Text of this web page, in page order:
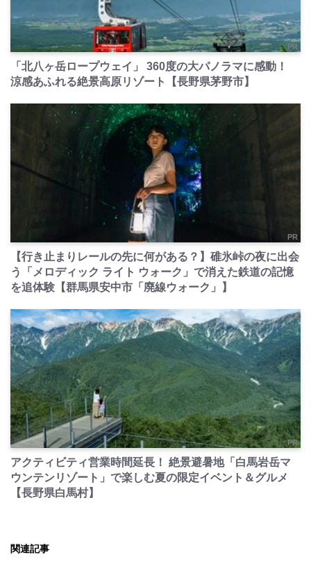
PR
「北八ヶ岳ロープウェイ」 360度の大パノラマに感動！
涼感あふれる絶景高原リゾート【長野県茅野市】
PR
【行き止まりレールの先に何がある？】碓氷峠の夜に出会
う「メロディック ライト ウォーク」で消えた鉄道の記憶
を追体験【群馬県安中市「廃線ウォーク」】
PR
アクティビティ営業時間延長！ 絶景避暑地「白馬岩岳マ
ウンテンリゾート」で楽しむ夏の限定イベント＆グルメ
【長野県白馬村】
関連記事